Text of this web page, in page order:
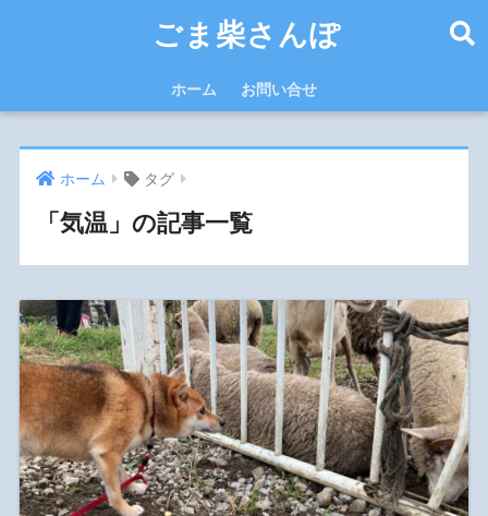
ごま柴さんぽ
ホーム お問い合せ
ホーム タグ
「気温」の記事一覧